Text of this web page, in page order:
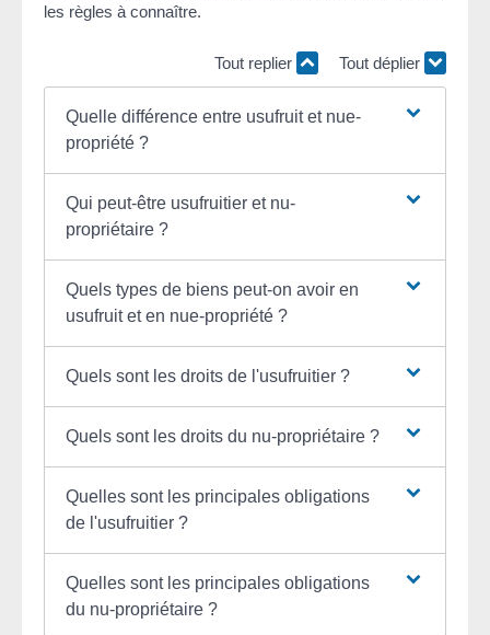
les règles à connaître.
Tout replier Tout déplier
Quelle différence entre usufruit et nue-
propriété ?
Qui peut-être usufruitier et nu-
propriétaire ?
Quels types de biens peut-on avoir en
usufruit et en nue-propriété ?
Quels sont les droits de l'usufruitier ?
Quels sont les droits du nu-propriétaire ?
Quelles sont les principales obligations
de l'usufruitier ?
Quelles sont les principales obligations
du nu-propriétaire ?